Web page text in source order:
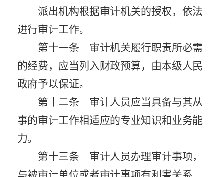
派出机构根据审计机关的授权，依法
进行审计工作。
第十一条 审计机关履行职责所必需
的经费，应当列入财政预算，由本级人民
政府予以保证。
第十二条 审计人员应当具备与其从
事的审计工作相适应的专业知识和业务能
力。
第十三条 审计人员办理审计事项，
与被审计单位或者审计事项有利害关系